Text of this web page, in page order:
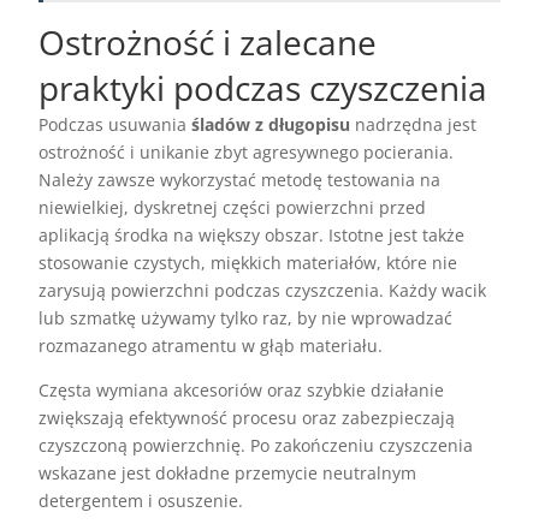
Ostrożność i zalecane
praktyki podczas czyszczenia
Podczas usuwaniaśladów z długopisu nadrzędna jest
ostrożność i unikanie zbyt agresywnego pocierania.
Należy zawsze wykorzystać metodę testowania na
niewielkiej, dyskretnej części powierzchni przed
aplikacją środka na większy obszar. Istotne jest także
stosowanie czystych, miękkich materiałów, które nie
zarysują powierzchni podczas czyszczenia. Każdy wacik
lub szmatkę używamy tylko raz, by nie wprowadzać
rozmazanego atramentu w głąb materiału.
Częsta wymiana akcesoriów oraz szybkie działanie
zwiększają efektywność procesu oraz zabezpieczają
czyszczoną powierzchnię. Po zakończeniu czyszczenia
wskazane jest dokładne przemycie neutralnym
detergentem i osuszenie.